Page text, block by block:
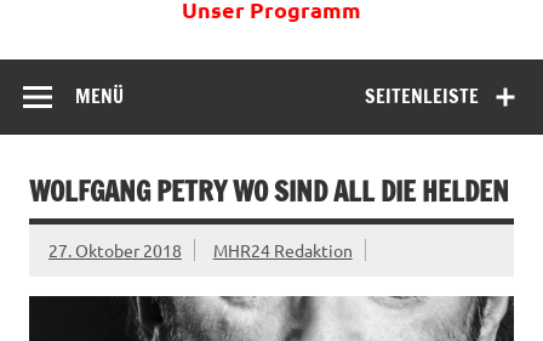
Unser Programm
SEITENLEISTE
MENÜ
WOLFGANG PETRY WO SIND ALL DIE HELDEN
27. Oktober 2018 MHR24 Redaktion